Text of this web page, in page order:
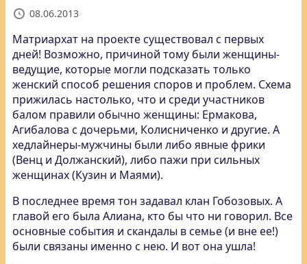
08.06.2013
Матриархат на проекте существовал с первых
дней! Возможно, причиной тому были женщины-
ведущие, которые могли подсказать только
женский способ решения споров и проблем. Схема
прижилась настолько, что и среди участников
балом правили обычно женщины: Ермакова,
Агибалова с дочерьми, Колисниченко и другие. А
хедлайнеры-мужчины были либо явные фрики
(Венц и Должанский), либо пажи при сильных
женщинах (Кузин и Маями).
В последнее время тон задавал клан Гобозовых. А
главой его была Алиана, кто бы что ни говорил. Все
основные события и скандалы в семье (и вне ее!)
были связаны именно с нею. И вот она ушла!